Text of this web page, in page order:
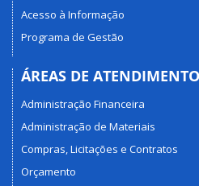
Acesso à Informação
Programa de Gestão
ÁREAS DE ATENDIMENTO
Administração Financeira
Administração de Materiais
Compras, Licitações e Contratos
Orçamento